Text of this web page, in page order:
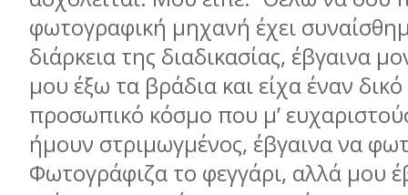
φωτογραφική µηχανή έχει
διάρκεια της διαδικασίας, έβγαινα
µου έξω τα βράδια και είχα έναν
προσωπικό κόσµο που µ’
ήµουν στριµωγµένος, έβγαινα να
Φωτογράφιζα το φεγγάρι, αλλά µου